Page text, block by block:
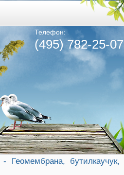
Телефон:
(495) 782-25-07
Геомембрана, бутилкаучук,